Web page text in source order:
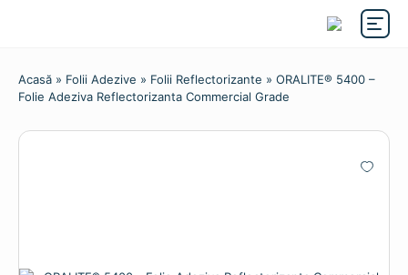
Acasă » Folii Adezive » Folii Reflectorizante » ORALITE® 5400 –
Folie Adeziva Reflectorizanta Commercial Grade